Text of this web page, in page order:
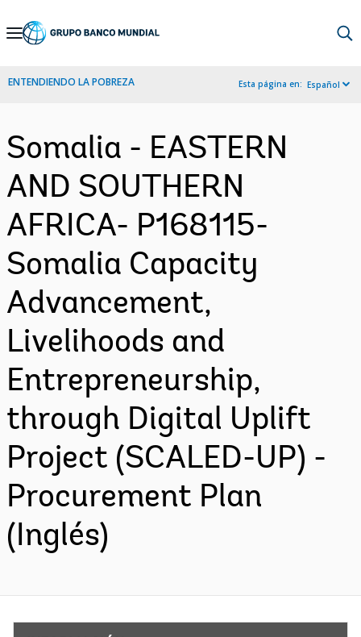
Skip
Navigation
ENTENDIENDO LA POBREZA Esta página en: Español
Somalia - EASTERN
AND SOUTHERN
AFRICA- P168115-
Somalia Capacity
Advancement,
Livelihoods and
Entrepreneurship,
through Digital Uplift
Project (SCALED-UP) -
Procurement Plan
(Inglés)